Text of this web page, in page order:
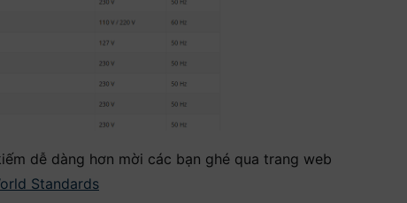
dễ dàng hơn mời các bạn ghé qua trang web
Standards